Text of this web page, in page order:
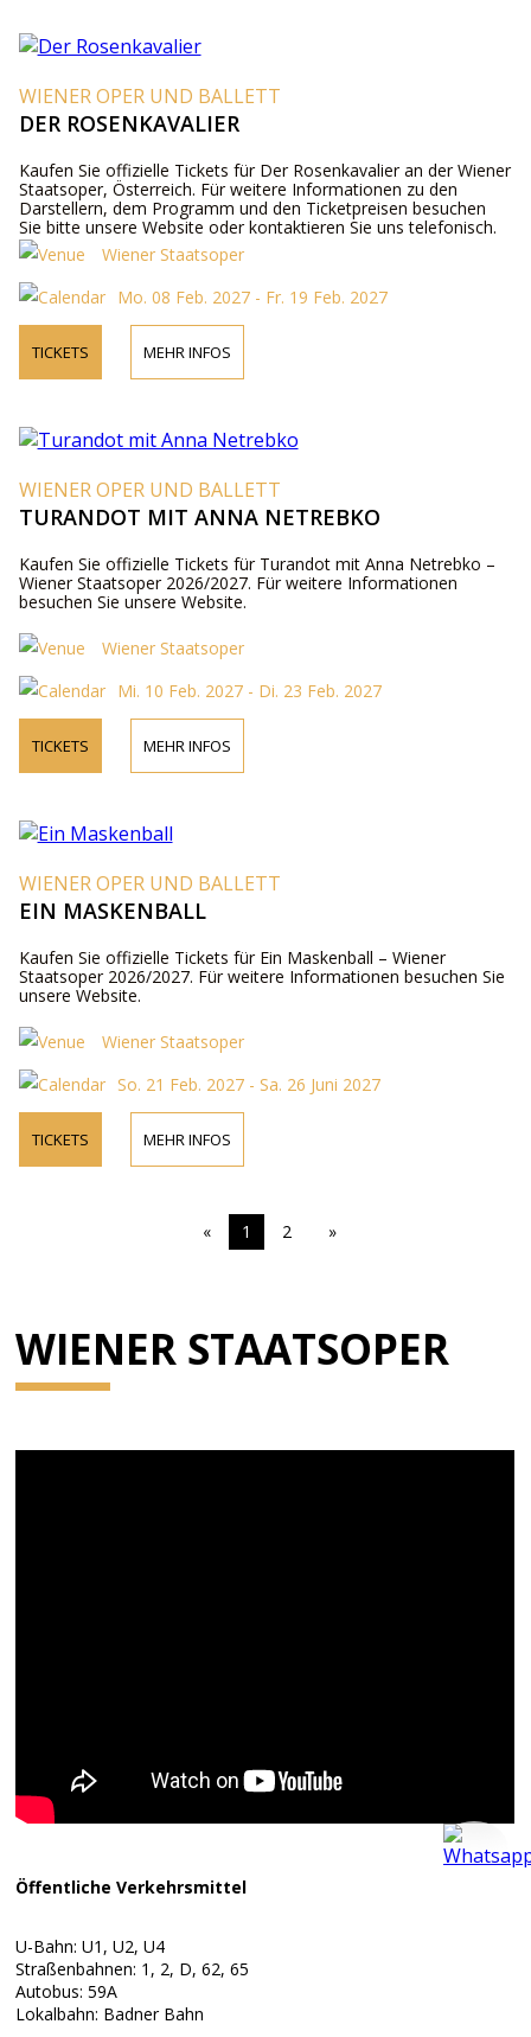
WIENER OPER UND BALLETT
DER ROSENKAVALIER
Kaufen Sie offizielle Tickets für Der Rosenkavalier an der Wiener
Staatsoper, Österreich. Für weitere Informationen zu den
Darstellern, dem Programm und den Ticketpreisen besuchen
Sie bitte unsere Website oder kontaktieren Sie uns telefonisch.
Wiener Staatsoper
Mo. 08 Feb. 2027 - Fr. 19 Feb. 2027
TICKETS MEHR INFOS
WIENER OPER UND BALLETT
TURANDOT MIT ANNA NETREBKO
Kaufen Sie offizielle Tickets für Turandot mit Anna Netrebko –
Wiener Staatsoper 2026/2027. Für weitere Informationen
besuchen Sie unsere Website.
Wiener Staatsoper
Mi. 10 Feb. 2027 - Di. 23 Feb. 2027
TICKETS MEHR INFOS
WIENER OPER UND BALLETT
EIN MASKENBALL
Kaufen Sie offizielle Tickets für Ein Maskenball – Wiener
Staatsoper 2026/2027. Für weitere Informationen besuchen Sie
unsere Website.
Wiener Staatsoper
So. 21 Feb. 2027 - Sa. 26 Juni 2027
TICKETS MEHR INFOS
« 1 2 »
WIENER STAATSOPER
Öffentliche Verkehrsmittel
U-Bahn: U1, U2, U4
Straßenbahnen: 1, 2, D, 62, 65
Autobus: 59A
Lokalbahn: Badner Bahn